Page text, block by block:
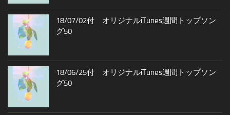
18/07/02付 オリジナルiTunes週間トップソン
グ50
18/06/25付 オリジナルiTunes週間トップソン
グ50